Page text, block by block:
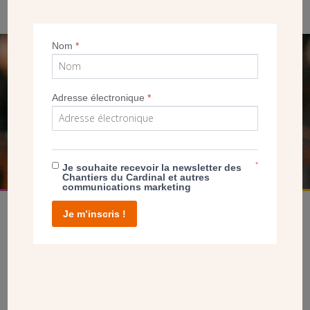
SEUL VOTRE DON
NOUS PERMET D’AGIR
Nom*
Adresse électronique*
Je souhaite recevoir la newsletter des
Chantiers du Cardinal et autres
communications marketing
*
Je m’inscris !